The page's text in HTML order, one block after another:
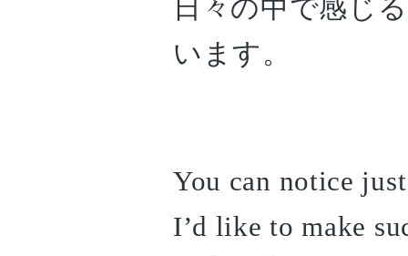
日々の中で感じ
います。
You can notice
I’d like to make